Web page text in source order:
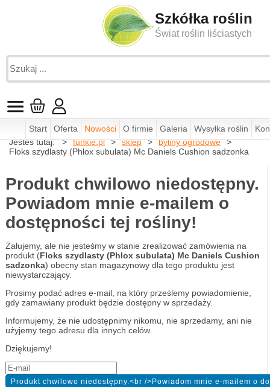
Szkółka roślin
Świat roślin liściastych
Start Oferta Nowości O firmie Galeria Wysyłka roślin
Jesteś tutaj:
funkie.pl sklep
byliny ogrodowe
Floks szydlasty (Phlox subulata) Mc Daniels Cushion sadzonka
Produkt chwilowo niedostępny.
Powiadom mnie e-mailem o
dostępności tej rośliny!
Żałujemy, ale nie jesteśmy w stanie zrealizować zamówienia na
produkt (Floks szydlasty (Phlox subulata) Mc Daniels Cushion
sadzonka) obecny stan magazynowy dla tego produktu jest
niewystarczający.
Prosimy podać adres e-mail, na który prześlemy powiadomienie,
gdy zamawiany produkt będzie dostępny w sprzedaży.
Informujemy, że nie udostępnimy nikomu, nie sprzedamy, ani nie
użyjemy tego adresu dla innych celów.
Dziękujemy!